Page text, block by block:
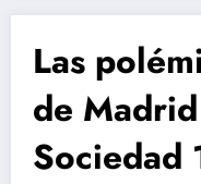
Las
de
Sociedad